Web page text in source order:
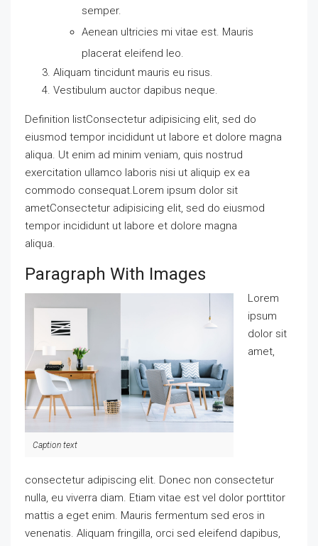
semper.
Aenean ultricies mi vitae est. Mauris
placerat eleifend leo.
Aliquam tincidunt mauris eu risus.
Vestibulum auctor dapibus neque.
Definition listConsectetur adipisicing elit, sed do
eiusmod tempor incididunt ut labore et dolore magna
aliqua. Ut enim ad minim veniam, quis nostrud
exercitation ullamco laboris nisi ut aliquip ex ea
commodo consequat.Lorem ipsum dolor sit
ametConsectetur adipisicing elit, sed do eiusmod
tempor incididunt ut labore et dolore magna
aliqua.
Paragraph With Images
Caption text
Lorem
ipsum
dolor sit
amet,
consectetur adipiscing elit. Donec non consectetur
nulla, eu viverra diam. Etiam vitae est vel dolor porttitor
mattis a eget enim. Mauris fermentum sed eros in
venenatis. Aliquam fringilla, orci sed eleifend dapibus,